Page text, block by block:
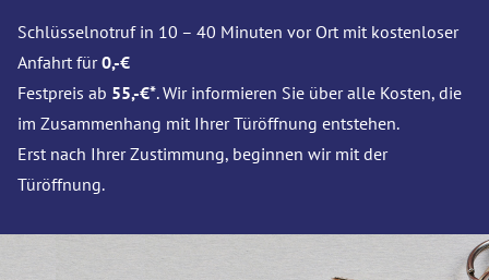
Schlüsselnotruf in 10 – 40 Minuten vor Ort mit kostenloser
Anfahrt für0,-€
Festpreis ab 55,-€*. Wir informieren Sie über alle Kosten, die
im Zusammenhang mit Ihrer Türöffnung entstehen.
Erst nach Ihrer Zustimmung, beginnen wir mit der
Türöffnung.